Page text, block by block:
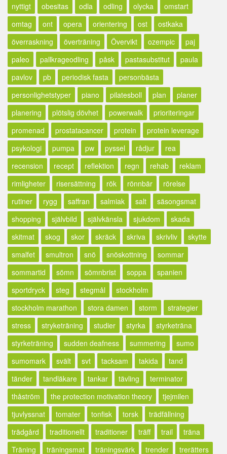
nyttigt
obesitas odla odling olycka
omstart
omtag
ont opera orientering ost
ostkaka
överraskning
överträning Övervikt ozempic
paj
paleo
pallkrageodling påsk pastasubstitut
paula
pavlov
pb periodisk fasta
personbästa
personlighetstyper
piano pilatesboll plan
planer
planering
plötslig dövhet powerwalk
prioriteringar
promenad
prostatacancer protein
protein leverage
psykologi
pumpa pw pyssel rådjur
rea
recension
recept reflektion regn rehab
reklam
rimligheter
risersättning rök rönnbär
rörelse
rutiner
rygg saffran salmiak salt
säsongsmat
shopping
självbild självkänsla sjukdom
skada
skitmat
skog skor skräck skriva skrivliv
skytte
smalfet
smultron snö snöskottning
sommar
sommartid
sömn sömnbrist soppa
spanien
sportdryck
steg stegmål
stockholm
stockholm marathon
stora damen storm
strategier
stress
stryketräning studier styrka
styrketräna
styrketräning
sudden deafness summering
sumo
sumomark
svält svt tacksam takida
tand
tänder
tandläkare tankar tävling
terminator
thåström
the protection motivation theory
tjejmilen
tjuvlyssnat
tomater tonfisk torsk
trädfällning
trädgård
traditionellt traditioner träff trail
träna
Träning
träningsmat träningsvärk trender
trerätters